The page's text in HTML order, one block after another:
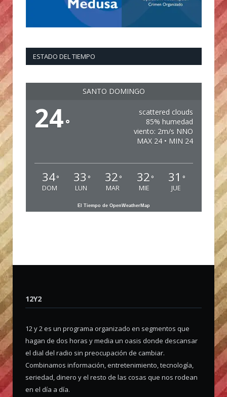
ESTADO DEL TIEMPO
SANTO DOMINGO
24°
scattered clouds
85% humedad
viento: 2m/s NNO
MAX 24 • MIN 24
34°
DOM
33 °
LUN
32 °
MAR
32 °
MIE
31 °
JUE
El Tiempo de OpenWeatherMap
12Y2
12 y 2 es un programa organizado en segmentos que
hagan de dos horas y media un oasis donde descansar
el dial del radio sin preocupación de cambiar.
Combinamos información, entretenimiento, tecnología,
seriedad, dinero y el resto de las cosas que nos rodean
en el día a día.